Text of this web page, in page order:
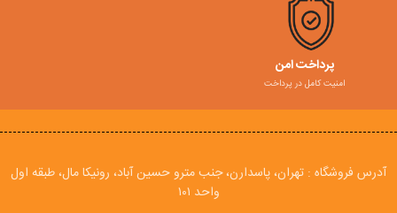
پرداخت امن
امنیت کامل در پرداخت
آدرس فروشگاه : تهران، پاسدارن، جنب مترو حسین آباد، رونیکا مال، طبقه اول
واحد ۱۰۱